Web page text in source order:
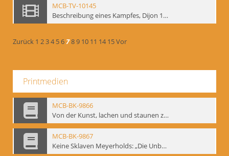
MCB-TV-10145
Beschreibung eines Kampfes, Dijon 1998. nach Kafka - Interne Signatur: BM-vid-81
Zurück 1 234 56789 10 11 14 15Vor
Printmedien
MCB-BK-9866
Von der Kunst, lachen und staunen zu machen. Das Meyerhold-Projekt im bat Studiotheater - interne Signatur: BM-prt-63
MCB-BK-9867
Keine Sklaven Meyerholds: „Die Unbekannte“ und „Eine gewisse Anzahl Gespräche im bat“ - interne Signatur: BM-prt-64